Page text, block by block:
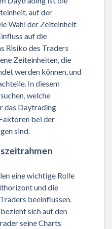
auf der
Wahl der Zeiteinheit
auf die
Risiko des Traders
Zeiteinheiten, die
werden können, und
In diesem
welche
das Daytrading
bei der
sind.
eine wichtige Rolle
und die
beeinflussen.
sich auf den
seine Charts